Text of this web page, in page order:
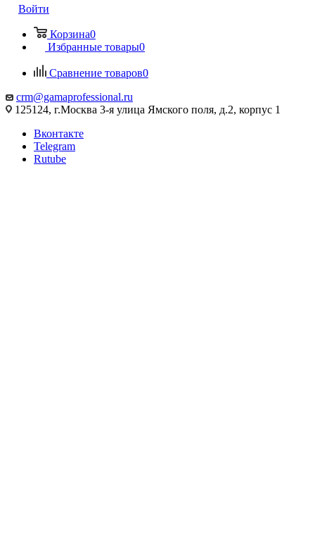
Войти
Корзина0
Избранные товары0
Сравнение товаров0
crm@gamaprofessional.ru
125124, г.Москва 3-я улица Ямского поля, д.2, корпус 1
Вконтакте
Telegram
Rutube